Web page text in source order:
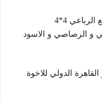
لذلك نوفر لكم باقة مميزة من سيارات الدفع الرباعي 4*4
و الرصاصي و الاسود
الدولي للاخوة